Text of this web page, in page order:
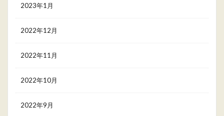
2023年1月
2022年12月
2022年11月
2022年10月
2022年9月